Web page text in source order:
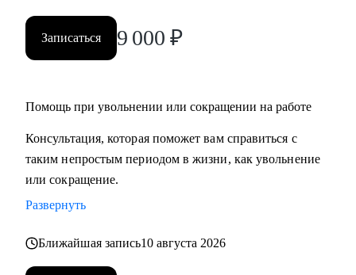
Записаться 9 000 ₽
Помощь при увольнении или сокращении на работе
Консультация, которая поможет вам справиться с
таким непростым периодом в жизни, как увольнение
или сокращение.
Развернуть
Ближайшая запись10 августа 2026